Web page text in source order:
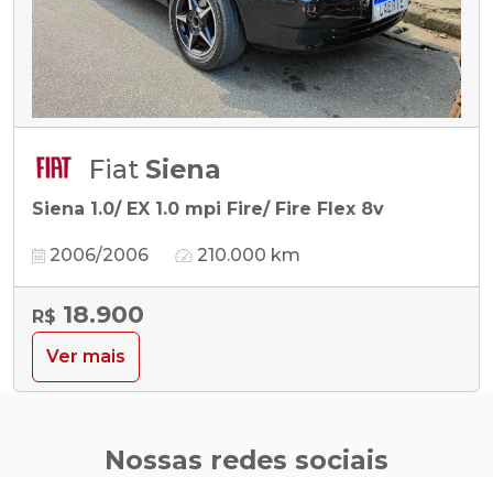
Fiat Siena
Siena 1.0/ EX 1.0 mpi Fire/ Fire Flex 8v
2006/2006 210.000 km
R$ 18.900
Ver mais
Nossas redes sociais